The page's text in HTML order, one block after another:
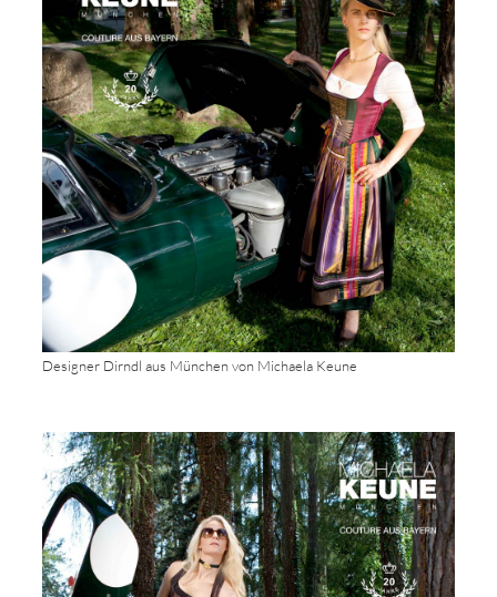
Designer Dirndl aus München von Michaela Keune